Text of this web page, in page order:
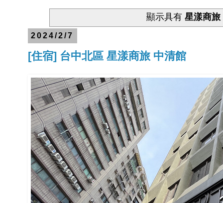
顯示具有 星漾商旅
2024/2/7
[住宿] 台中北區 星漾商旅 中清館